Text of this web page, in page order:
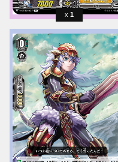
1